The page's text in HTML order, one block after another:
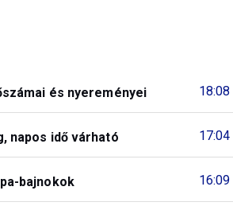
18:08
és nyereményei
17:04
napos idő várható
16:09
bajnokok